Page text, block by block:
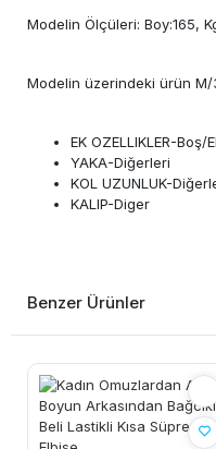
Modelin Ölçüleri: Boy:165,
Modelin üzerindeki ürün
EK OZELLIKLER-Boş/
YAKA-Diğerleri
KOL UZUNLUK-
KALIP-Diger
Benzer Ürünler